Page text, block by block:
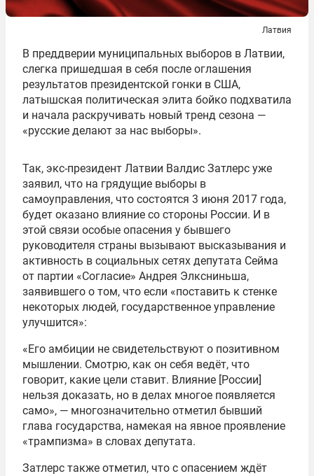
Латвия
В преддверии муниципальных выборов в Латвии,
слегка пришедшая в себя после оглашения
результатов президентской гонки в США,
латышская политическая элита бойко подхватила
и начала раскручивать новый тренд сезона —
«русские делают за нас выборы».
Так, экс-президент Латвии Валдис Затлерс уже
заявил, что на грядущие выборы в
самоуправления, что состоятся 3 июня 2017 года,
будет оказано влияние со стороны России. И в
этой связи особые опасения у бывшего
руководителя страны вызывают высказывания и
активность в социальных сетях депутата Сейма
от партии «Согласие» Андрея Элксниньша,
заявившего о том, что если «поставить к стенке
некоторых людей, государственное управление
улучшится»:
«Его амбиции не свидетельствуют о позитивном
мышлении. Смотрю, как он себя ведёт, что
говорит, какие цели ставит. Влияние [России]
нельзя доказать, но в делах многое появляется
само», — многозначительно отметил бывший
глава государства, намекая на явное проявление
«трампизма» в словах депутата.
Затлерс также отметил, что с опасением ждёт